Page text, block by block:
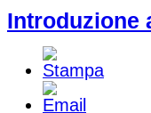
Introduzione